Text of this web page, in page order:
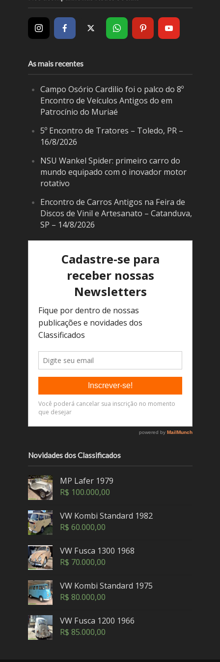
As mais recentes
Campo Osório Cardilio foi o palco do 8º
Encontro de Veículos Antigos do em
Patrocínio do Muriaé
5º Encontro de Tratores – Toledo, PR –
16/8/2026
NSU Wankel Spider: primeiro carro do
mundo equipado com o inovador motor
rotativo
Encontro de Carros Antigos na Feira de
Discos de Vinil e Artesanato – Catanduva,
SP – 14/8/2026
Novidades dos Classificados
MP Lafer 1979
R$ 100.000,00
VW Kombi Standard 1982
R$ 60.000,00
VW Fusca 1300 1968
R$ 70.000,00
VW Kombi Standard 1975
R$ 80.000,00
VW Fusca 1200 1966
R$ 85.000,00